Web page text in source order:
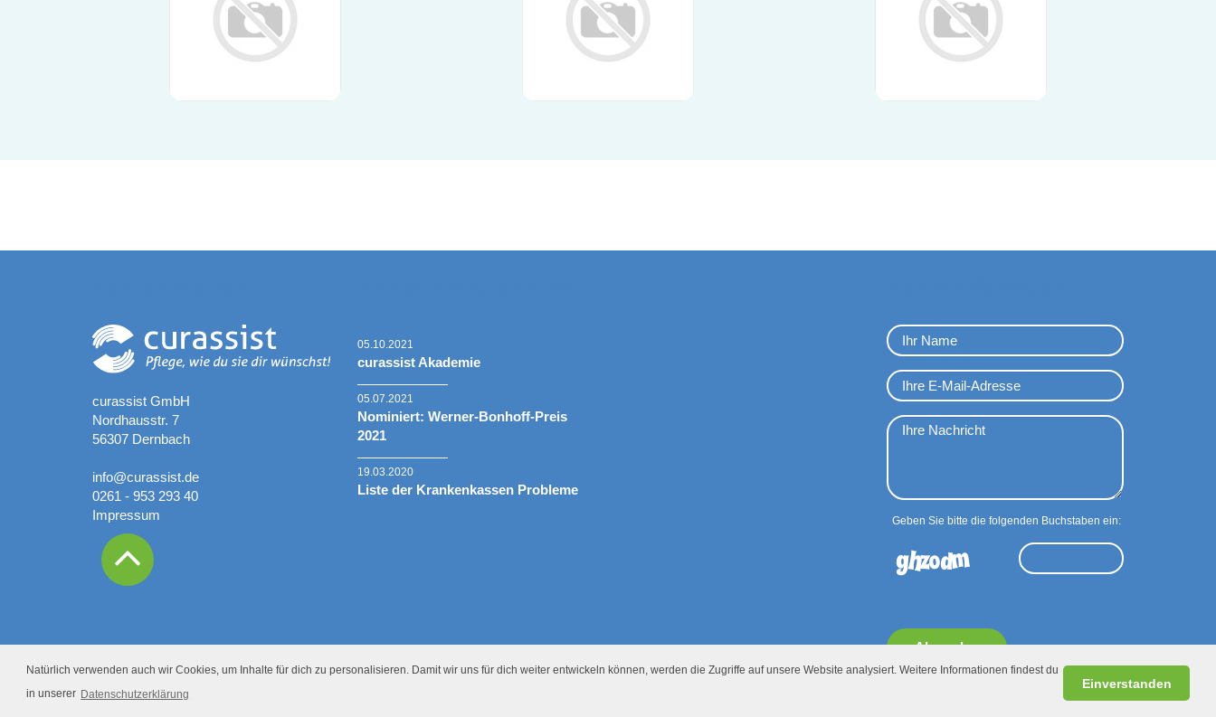
Natürlich verwenden auch wir Cookies, um Inhalte für dich zu personalisieren. Damit wir uns für dich weiter entwickeln können, werden die Zugriffe auf unsere Website analysiert. Weitere Informationen findest du
in unserer Datenschutzerklärung
Einverstanden
curassist GmbH
Nordhausstr. 7
56307 Dernbach
info@curassist.de
0261 - 953 293 40
Impressum
05.10.2021
curassist Akademie
05.07.2021
Nominiert: Werner-Bonhoff-Preis
2021
19.03.2020
Liste der Krankenkassen Probleme
Geben Sie bitte die folgenden Buchstaben ein:
Absenden